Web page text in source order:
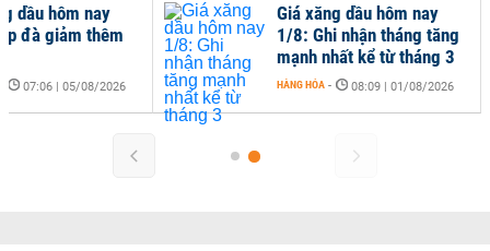
dầu hôm nay
đà giảm thêm
07:06 | 05/08/2026
Giá xăng dầu hôm nay
1/8: Ghi nhận tháng tăng
mạnh nhất kể từ tháng 3
HÀNG HÓA - 08:09 | 01/08/2026